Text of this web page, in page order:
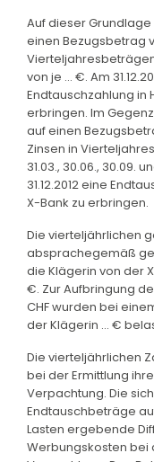
Auf dieser
einen Bezugsbetrag
Vierteljahresbeträgen
von je … €. Am
Endtauschzahlung in
erbringen. Im
auf einen
Zinsen in
31.03., 30.06., 30.09.
31.12.2012 eine
X-Bank zu erbringen.
Die vierteljährlichen
absprachegemäß
die Klägerin von der
€. Zur Aufbringung
CHF wurden bei
der Klägerin … €
Die vierteljährlichen
bei der Ermittlung
Verpachtung. Die
Endtauschbeträge
Lasten ergebende
Werbungskosten bei